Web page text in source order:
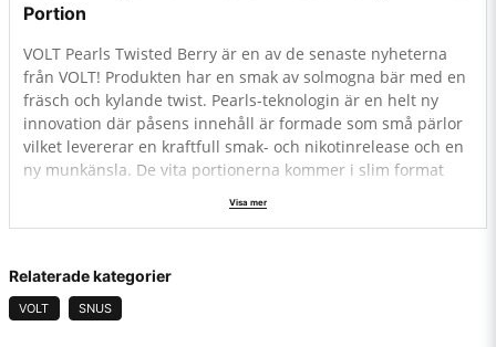
Portion
VOLT Pearls Twisted Berry är en av de senaste nyheterna
från VOLT! Produkten har en smak av solmogna bär med en
fräsch och kylande twist. Pearls-teknologin är en helt ny
innovation där påsens innehåll är formade som små pärlor
vilket levererar en kraftfull smak- och nikotinrelease och en
ny munkänsla. De vita portionerna kommer i slim format
Visa mer
Relaterade kategorier
VOLT SNUS